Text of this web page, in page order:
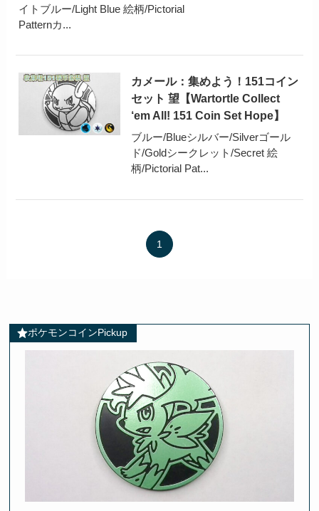
イトブルー/Light Blue 絵柄/Pictorial
Patternカ...
カメール：集めよう！151コイン
セット 望【Wartortle Collect
‘em All! 151 Coin Set Hope】
ブルー/Blueシルバー/Silverゴール
ド/Goldシークレット/Secret 絵
柄/Pictorial Pat...
1
ポケモンコインPickup